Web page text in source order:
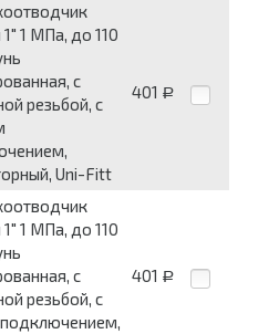
1 МПа, до 110
c
резьбой, с
Uni-Fitt
401 Р
1 МПа, до 110
c
резьбой, с
401 Р